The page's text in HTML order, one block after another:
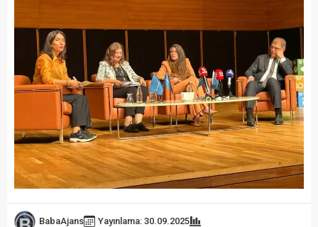
BabaAjans Yayınlama: 30.09.2025